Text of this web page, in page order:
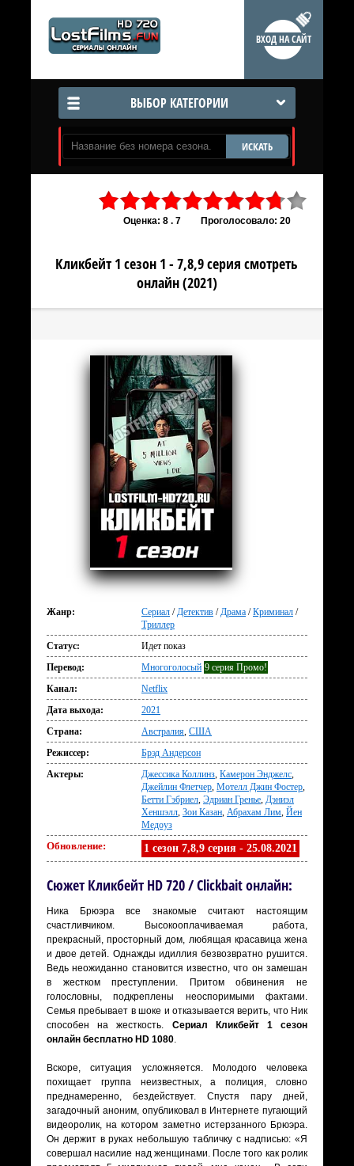
ВХОД НА САЙТ
ВЫБОР КАТЕГОРИИ
ИСКАТЬ
Оценка: 8 . 7 Проголосовало: 20
Кликбейт 1 сезон 1 - 7,8,9 серия смотреть
онлайн (2021)
Жанр: Сериал /Детектив /Драма /Криминал /
Триллер
Статус:
Идет показ
Перевод:
Многоголосый 9 серия Промо!
Канал:
Netflix
Дата выхода:
2021
Страна:
Австралия, США
Режиссер:
Брэд Андерсон
Актеры:
Джессика Коллинз, Камерон Энджелс,
Джейлин Флетчер, Мотелл Джин Фостер,
Бетти Гэбриел, Эдриан Гренье, Дэниэл
Хеншэлл, Зои Казан, Абрахам Лим, Йен
Медоуз
Обновление: 1 сезон 7,8,9 серия - 25.08.2021
Сюжет Кликбейт HD 720 / Clickbait онлайн:
Ника Брюэра все знакомые считают настоящим
счастливчиком. Высокооплачиваемая работа,
прекрасный, просторный дом, любящая красавица жена
и двое детей. Однажды идиллия безвозвратно рушится.
Ведь неожиданно становится известно, что он замешан
в жестком преступлении. Притом обвинения не
голословны, подкреплены неоспоримыми фактами.
Семья пребывает в шоке и отказывается верить, что Ник
способен на жесткость. Сериал Кликбейт 1 сезон
онлайн бесплатно HD 1080.
Вскоре, ситуация усложняется. Молодого человека
похищает группа неизвестных, а полиция, словно
преднамеренно, бездействует. Спустя пару дней,
загадочный аноним, опубликовал в Интернете пугающий
видеоролик, на котором заметно истерзанного Брюэра.
Он держит в руках небольшую табличку с надписью: «Я
совершал насилие над женщинами. После того как ролик